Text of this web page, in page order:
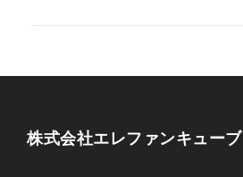
株式会社エレファンキューブ